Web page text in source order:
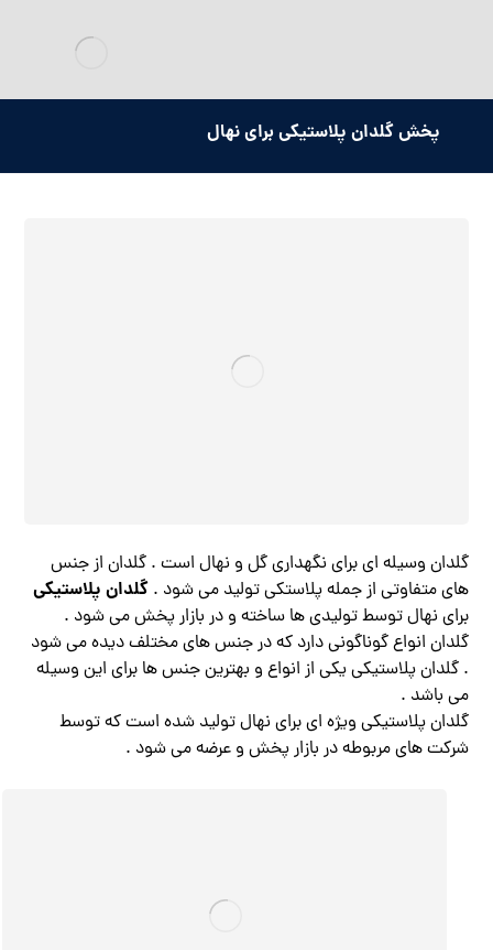
پخش گلدان پلاستیکی برای نهال
گلدان وسیله ای برای نگهداری گل و نهال است . گلدان از جنس
های متفاوتی از جمله پلاستکی تولید می شود .گلدان پلاستیکی
برای نهال توسط تولیدی ها ساخته و در بازار پخش می شود .
گلدان انواع گوناگونی دارد که در جنس های مختلف دیده می شود
. گلدان پلاستیکی یکی از انواع و بهترین جنس ها برای این وسیله
می باشد .
گلدان پلاستیکی ویژه ای برای نهال تولید شده است که توسط
شرکت های مربوطه در بازار پخش و عرضه می شود .